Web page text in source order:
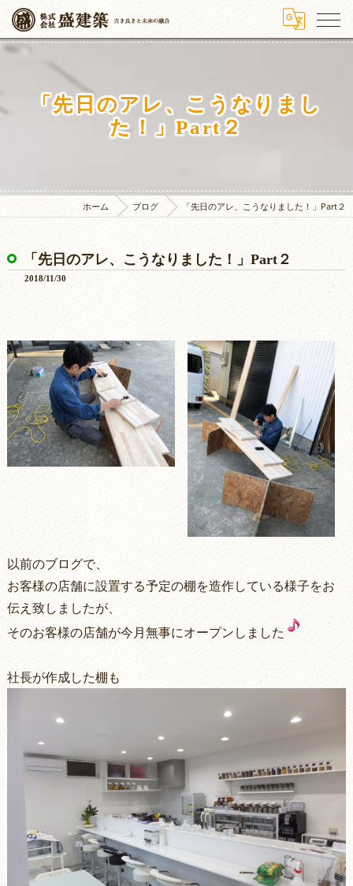
「先日のアレ、こうなりまし
た！」Part２
ホーム ブログ 「先日のアレ、こうなりました！」Part２
「先日のアレ、こうなりました！」Part２
2018/11/30
以前のブログで、
お客様の店舗に設置する予定の棚を造作している様子をお
伝え致しましたが、
そのお客様の店舗が今月無事にオープンしました
社長が作成した棚も